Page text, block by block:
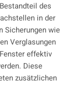
des
in der
Sicherungen wie
Verglasungen
effektiv
Diese
zusätzlichen